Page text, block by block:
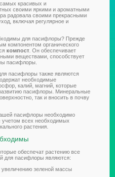
красивых и
своими яркими и ароматными
радовала своими прекрасными
включая регулярное и
для пасифлоры? Прежде
компонентом органического
компост . Он обеспечивает
веществами, способствует
пасифлоры.
пасифлоры также являются
необходимые
калий, магний, которые
пасифлоры. Минеральные
так и вносить в почву
пасифлоры необходимо
учетом всех необходимых
растения.
обеспечат растению все
для пасифлоры являются:
зеленой массы